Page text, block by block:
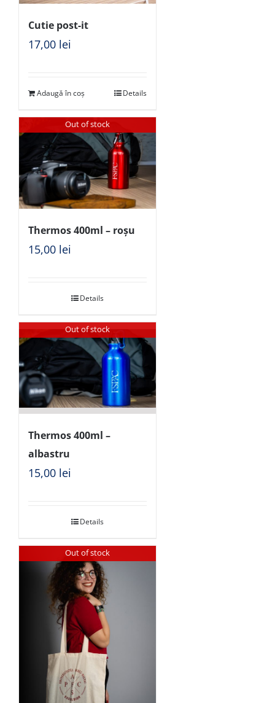
Cutie post-it
17,00 lei
Adaugă în coș Details
Out of stock
Thermos 400ml – roșu
15,00 lei
Details
Out of stock
Thermos 400ml –
albastru
15,00 lei
Details
Out of stock